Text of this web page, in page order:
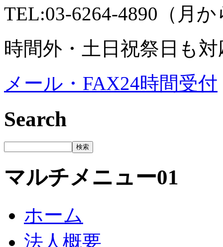
TEL:03-6264-4890（月
時間外・土日祝祭日も
メール・FAX24時間受付
Search
マルチメニュー01
ホーム
法人概要